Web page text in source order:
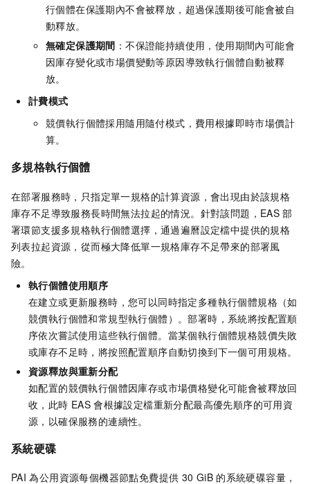
行個體在保護期內不會被釋放，超過保護期後可能會被自
動釋放。
無確定保護期間 ：不保證能持續使用，使用期間內可能會
因庫存變化或市場價變動等原因導致執行個體自動被釋
放。
計費模式
競價執行個體採用隨用隨付模式，費用根據即時市場價計
算。
多規格執行個體
在部署服務時，只指定單一規格的計算資源，會出現由於該規格
庫存不足導致服務長時間無法拉起的情況。針對該問題， EAS 部
署環節支援多規格執行個體選擇，通過遍曆設定檔中提供的規格
列表拉起資源，從而極大降低單一規格庫存不足帶來的部署風
險。
執行個體使用順序
在建立或更新服務時，您可以同時指定多種執行個體規格（如
競價執行個體和常規型執行個體）。部署時，系統將按配置順
序依次嘗試使用這些執行個體。當某個執行個體規格競價失敗
或庫存不足時，將按照配置順序自動切換到下一個可用規格。
資源釋放與重新分配
如配置的競價執行個體因庫存或市場價格變化可能會被釋放回
收，此時 EAS 會根據設定檔重新分配最高優先順序的可用資
源，以確保服務的連續性。
系統硬碟
PAI 為公用資源每個機器節點免費提供 30 GiB 的系統硬碟容量，